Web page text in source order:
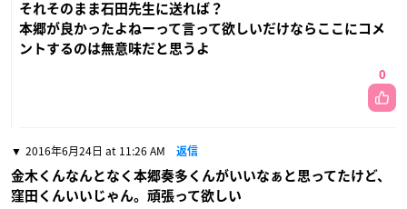
それそのまま石田先生に送れば？
本郷が良かったよねーって言って欲しいだけならここにコメ
ントするのは無意味だと思うよ
0
2016年6月24日 at 11:26 AM 返信
金木くんなんとなく本郷奏多くんがいいなぁと思ってたけど、
窪田くんいいじゃん。頑張って欲しい